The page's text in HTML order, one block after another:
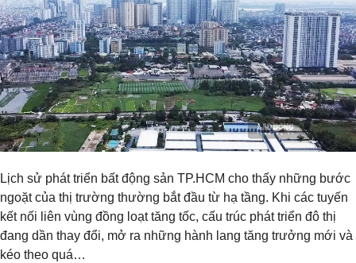
Lịch sử phát triển bất động sản TP.HCM cho thấy những bước
ngoặt của thị trường thường bắt đầu từ hạ tầng. Khi các tuyến
kết nối liên vùng đồng loạt tăng tốc, cấu trúc phát triển đô thị
đang dần thay đổi, mở ra những hành lang tăng trưởng mới và
kéo theo quá…